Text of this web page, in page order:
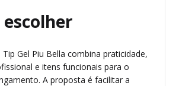
escolher
Gel Piu Bella combina praticidade,
e itens funcionais para o
A proposta é facilitar a